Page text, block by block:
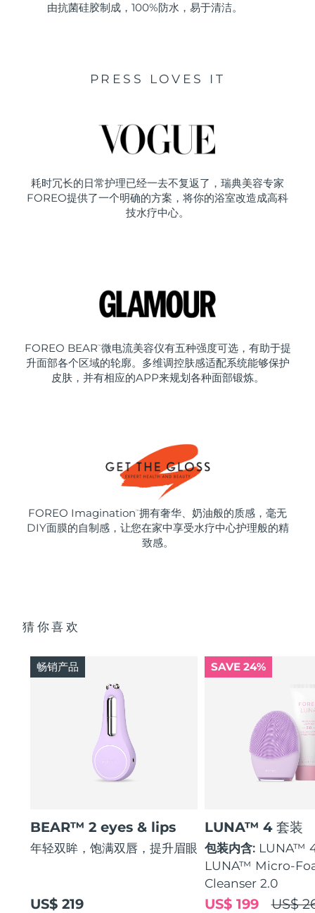
由抗菌硅胶制成，100%防水，易于清洁。
PRESS LOVES IT
耗时冗长的日常护理已经一去不复返了，瑞典美容专家
FOREO提供了一个明确的方案，将你的浴室改造成高科
技水疗中心。
FOREO BEAR ™ 微电流美容仪有五种强度可选，有助于提
升面部各个区域的轮廓。多维调控肤感适配系统能够保护
皮肤，并有相应的APP来规划各种面部锻炼。
FOREO Imagination ™ 拥有奢华、奶油般的质感，毫无
DIY面膜的自制感，让您在家中享受水疗中心护理般的精
致感。
猜你喜欢
BEAR™ 2 eyes & lips
年轻双眸，饱满双唇，提升眉眼
US$ 219
畅销产品 SAVE 24%
LUNA™ 4 套装
包装内含: LUNA™
LUNA™ Micro-
Cleanser 2.0
US$
US$ 199